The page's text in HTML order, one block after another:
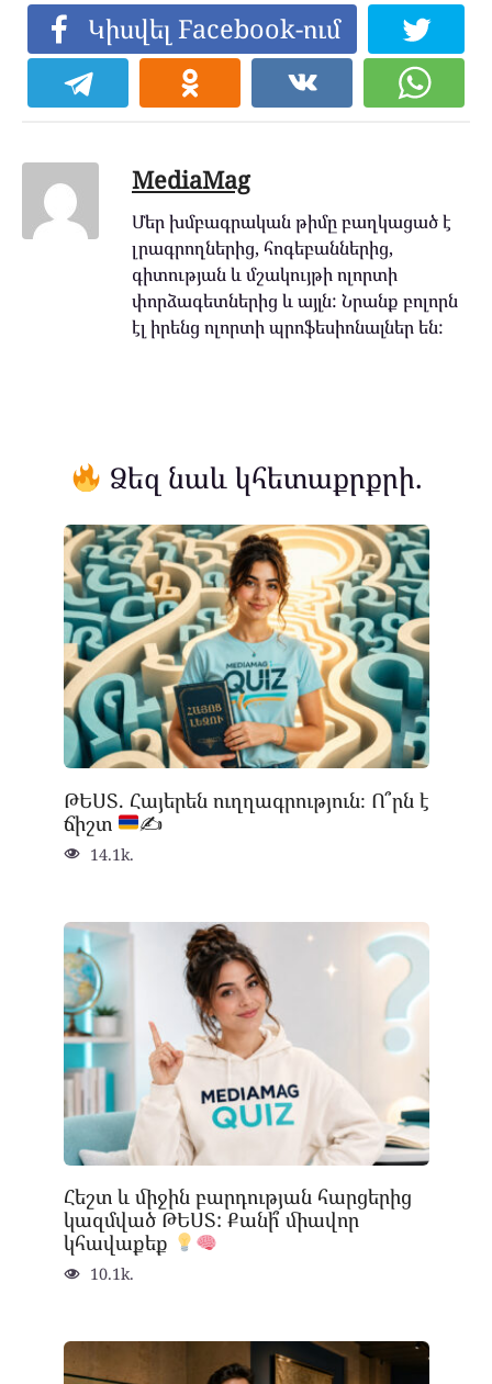
Կիսվել Facebook-ում
MediaMag
Մեր խմբագրական թիմը բաղկացած է
լրագրողներից, հոգեբաններից,
գիտության և մշակույթի ոլորտի
փորձագետներից և այլն: Նրանք բոլորն
էլ իրենց ոլորտի պրոֆեսիոնալներ են:
Ձեզ նաև կհետաքրքրի.
ԹԵՍՏ. Հայերեն ուղղագրություն։ Ո՞րն է
ճիշտ
✍
14.1k.
Հեշտ և միջին բարդության հարցերից
կազմված ԹԵՍՏ: Քանի՞ միավոր
կհավաքեք
10.1k.